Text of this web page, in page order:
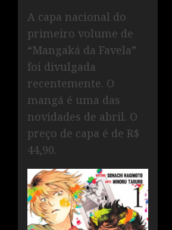
A capa nacional do
primeiro volume de
“Mangaká da Favela”
foi divulgada
recentemente. O
mangá é uma das
novidades de abril. O
preço de capa é de R$
44,90.